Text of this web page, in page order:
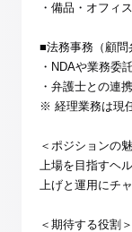
・備品・オフィ
■法務事務（顧問
・NDAや業務委
・弁護士との連
※ 経理業務は現
＜ポジションの
上場を目指すヘ
上げと運用にチ
＜期待する役割＞